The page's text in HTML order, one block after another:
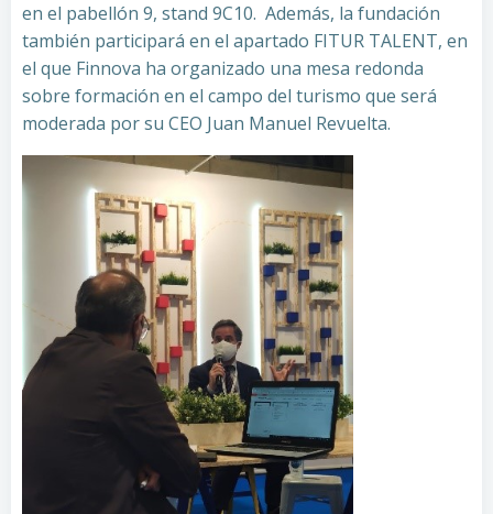
en el pabellón 9, stand 9C10. Además, la fundación
también participará en el apartado FITUR TALENT, en
el que Finnova ha organizado una mesa redonda
sobre formación en el campo del turismo que será
moderada por su CEO Juan Manuel Revuelta.